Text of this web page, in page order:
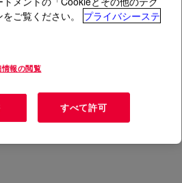
to the appropriate
prior to use. Also available
concentrations (30, 40, and
ご覧ください。
プライバシーステ
情報の閲覧
すべて許可